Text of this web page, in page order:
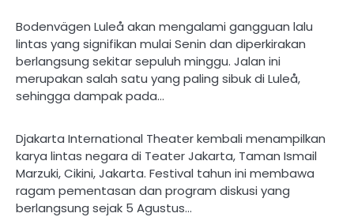
Bodenvägen Luleå akan mengalami gangguan lalu
lintas yang signifikan mulai Senin dan diperkirakan
berlangsung sekitar sepuluh minggu. Jalan ini
merupakan salah satu yang paling sibuk di Luleå,
sehingga dampak pada…
Djakarta International Theater kembali menampilkan
karya lintas negara di Teater Jakarta, Taman Ismail
Marzuki, Cikini, Jakarta. Festival tahun ini membawa
ragam pementasan dan program diskusi yang
berlangsung sejak 5 Agustus…